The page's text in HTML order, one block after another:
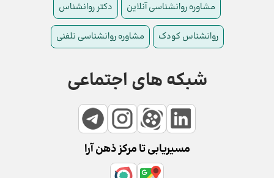
مشاوره روانشناسی آنلاین دکتر روانشناس
روانشناس کودک مشاوره روانشناسی تلفنی
شبکه های اجتماعی
مسیریابی تا مرکز ذهن آرا